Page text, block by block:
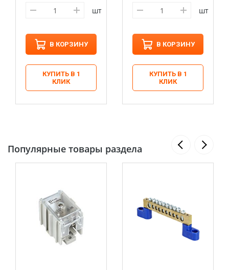
шт
В КОРЗИНУ
КУПИТЬ В 1
КЛИК
шт
В КОРЗИНУ
КУПИТЬ В 1
КЛИК
Популярные товары раздела